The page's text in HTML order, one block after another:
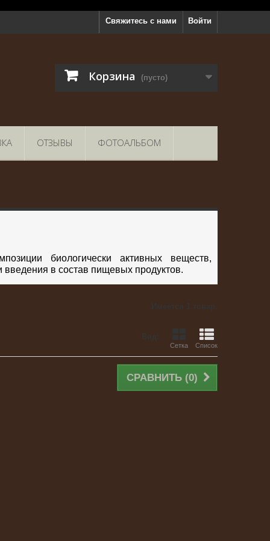
Войти
Свяжитесь с нами
Корзина (пусто)
ОТЗЫВЫ ФОТОАЛЬБОМ
биологически активных веществ,
в состав пищевых продуктов.
Имеется 1 товар.
Сетка Список
СРАВНИТЬ (0)